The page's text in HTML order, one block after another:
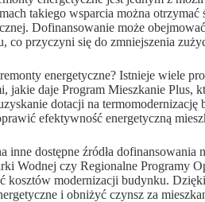
takiego wsparcia można
Dofinansowanie może
co przyczyni się do zmniejszenia
energetyczne? Istnieje wiele
jakie daje Program Mieszkanie
dotacji na
efektywność energetyczną
inne dostępne źródła
Wodnej czy Regionalne Programy
kosztów modernizacji budynku.
i obniżyć czynsz za